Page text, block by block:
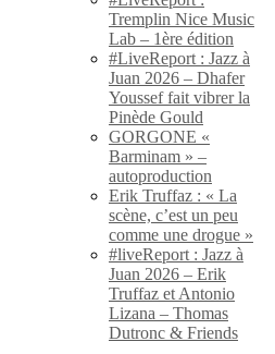
Tremplin Nice Music
Lab – 1ère édition
#LiveReport : Jazz à
Juan 2026 – Dhafer
Youssef fait vibrer la
Pinède Gould
GORGONE «
Barminam » –
autoproduction
Erik Truffaz : « La
scène, c’est un peu
comme une drogue »
#liveReport : Jazz à
Juan 2026 – Erik
Truffaz et Antonio
Lizana – Thomas
Dutronc & Friends